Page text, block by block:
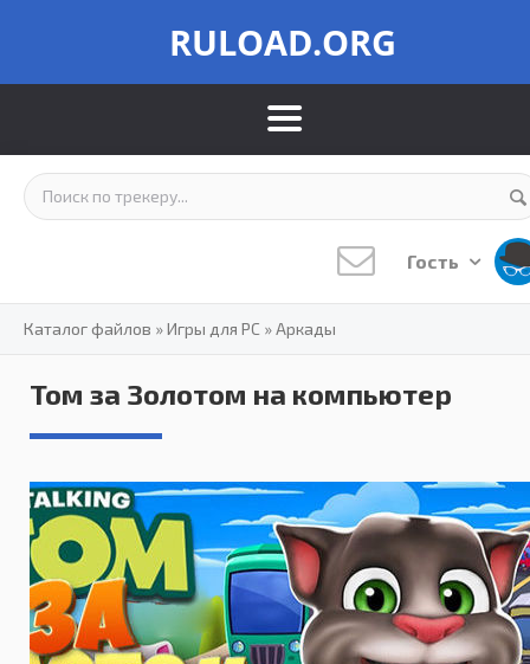
RULOAD.ORG
Гость
Каталог файлов »Игры для PC »Аркады
Том за Золотом на компьютер